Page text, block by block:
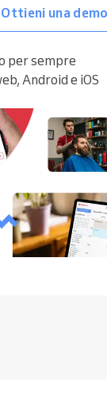
Ottieni una demo
per sempre
Android e iOS